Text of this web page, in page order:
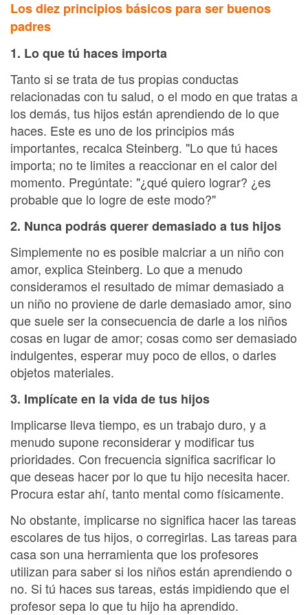
Los diez principios básicos para ser buenos
padres
1. Lo que tú haces importa
Tanto si se trata de tus propias conductas
relacionadas con tu salud, o el modo en que tratas a
los demás, tus hijos están aprendiendo de lo que
haces. Este es uno de los principios más
importantes, recalca Steinberg. "Lo que tú haces
importa; no te limites a reaccionar en el calor del
momento. Pregúntate: "¿qué quiero lograr? ¿es
probable que lo logre de este modo?"
2. Nunca podrás querer demasiado a tus hijos
Simplemente no es posible malcriar a un niño con
amor, explica Steinberg. Lo que a menudo
consideramos el resultado de mimar demasiado a
un niño no proviene de darle demasiado amor, sino
que suele ser la consecuencia de darle a los niños
cosas en lugar de amor; cosas como ser demasiado
indulgentes, esperar muy poco de ellos, o darles
objetos materiales.
3. Implícate en la vida de tus hijos
Implicarse lleva tiempo, es un trabajo duro, y a
menudo supone reconsiderar y modificar tus
prioridades. Con frecuencia significa sacrificar lo
que deseas hacer por lo que tu hijo necesita hacer.
Procura estar ahí, tanto mental como físicamente.
No obstante, implicarse no significa hacer las tareas
escolares de tus hijos, o corregirlas. Las tareas para
casa son una herramienta que los profesores
utilizan para saber si los niños están aprendiendo o
no. Si tú haces sus tareas, estás impidiendo que el
profesor sepa lo que tu hijo ha aprendido.